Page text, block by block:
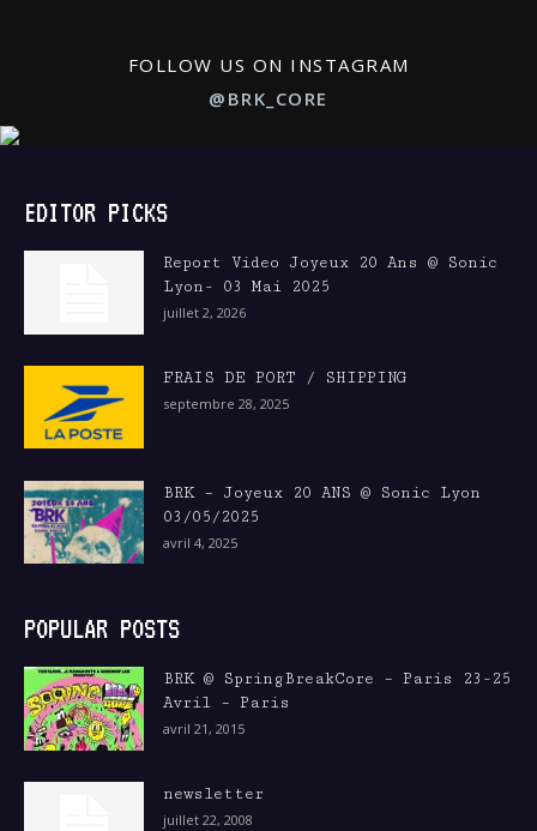
FOLLOW US ON INSTAGRAM
@BRK_CORE
EDITOR PICKS
Report Video Joyeux 20 Ans @ Sonic
Lyon- 03 Mai 2025
juillet 2, 2026
FRAIS DE PORT / SHIPPING
septembre 28, 2025
BRK – Joyeux 20 ANS @ Sonic Lyon
03/05/2025
avril 4, 2025
POPULAR POSTS
BRK @ SpringBreakCore – Paris 23-25
Avril – Paris
avril 21, 2015
newsletter
juillet 22, 2008